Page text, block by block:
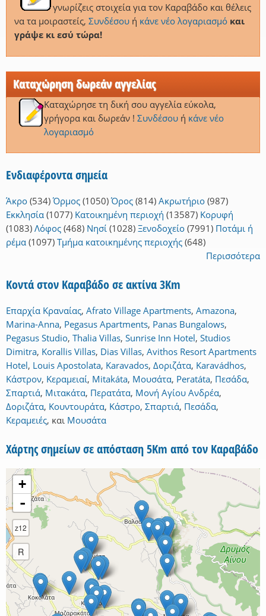
γνωρίζεις στοιχεία για τον Καραβάδο και θέλεις
να τα μοιραστείς, Συνδέσουή κάνε νέο λογαριασμό και
γράψε κι εσύ τώρα!
Καταχώρηση δωρεάν αγγελίας
Καταχώρησε τη δική σου αγγελία εύκολα,
γρήγορα και δωρεάν ! Συνδέσουή κάνε νέο
λογαριασμό
Ενδιαφέροντα σημεία
Άκρο (534) Όρμος (1050) Όρος (814) Ακρωτήριο (987)
Εκκλησία (1077) Κατοικημένη περιοχή (13587) Κορυφή
(1083) Λόφος (468) Νησί (1028) Ξενοδοχείο (7991) Ποτάμι ή
ρέμα (1097) Τμήμα κατοικημένης περιοχής (648)
Περισσότερα
Κοντά στον Καραβάδο σε ακτίνα 3Km
Επαρχία Κραναίας, Afrato Village Apartments, Amazona,
Marina-Anna, Pegasus Apartments, Panas Bungalows,
Pegasus Studio, Thalia Villas, Sunrise Inn Hotel, Studios
Dimitra, Korallis Villas, Dias Villas, Avithos Resort Apartments
Hotel, Louis Apostolata, Karavados, Δοριζάτα, Karavádhos,
Κάστρον, Κεραμειαί, Mitakáta, Μουσάτα, Peratáta, Πεσάδα,
Σπαρτιά, Μιτακάτα, Περατάτα, Μονή Αγίου Ανδρέα,
Δοριζάτα, Κουντουράτα, Κάστρο, Σπαρτιά, Πεσάδα,
Κεραμειές, και Μουσάτα
Χάρτης σημείων σε απόσταση 5Km από τον Καραβάδο
+
-
z12
R